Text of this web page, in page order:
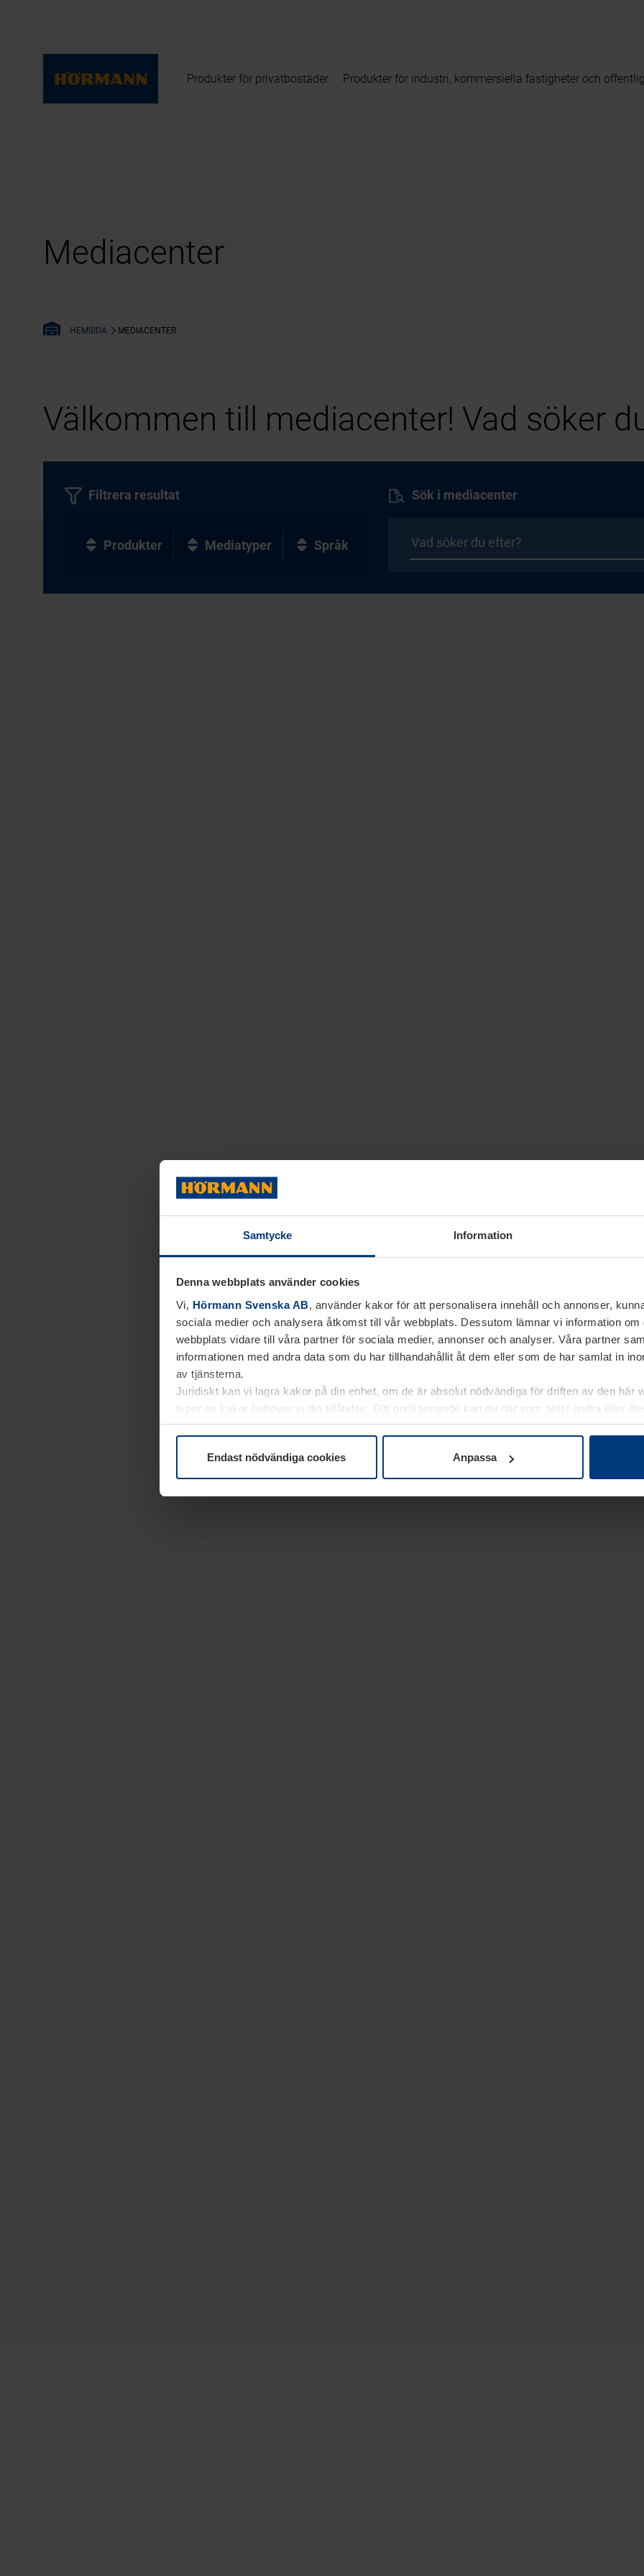
Samtycke Information
Denna webbplats använder cookies
Vi, Hörmann Svenska AB, använder kakor för att personalisera innehåll och annonser,
sociala medier och analysera åtkomst till vår webbplats. Dessutom lämnar vi information om
webbplats vidare till våra partner för sociala medier, annonser och analyser. Våra partner
informationen med andra data som du har tillhandahållit åt dem eller som de har samlat in
av tjänsterna.
Juridiskt kan vi lagra kakor på din enhet, om de är absolut nödvändiga för driften av den här
typer av kakor behöver vi din tillåtelse. Ditt godkännande kan du när som helst ändra eller
kakor underDataskyddsförklaringpå vår webbplats.
Endast nödvändiga cookies Anpassa
Produkter för privatbostäder Produkter för industri, kommersiella fastigheter och
Mediacenter
HEMSIDA MEDIACENTER
Välkommen till mediacenter! Vad söker
Sök i mediacenter
Filtrera resultat
Produkter Mediatyper Språk